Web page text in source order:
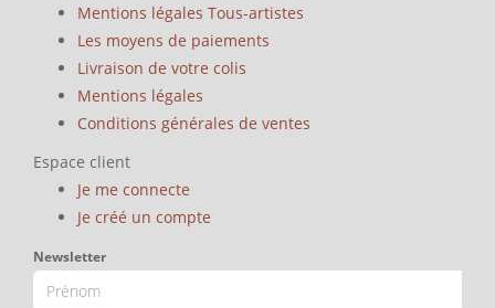
Mentions légales Tous-artistes
Les moyens de paiements
Livraison de votre colis
Mentions légales
Conditions générales de ventes
Espace client
Je me connecte
Je créé un compte
Newsletter